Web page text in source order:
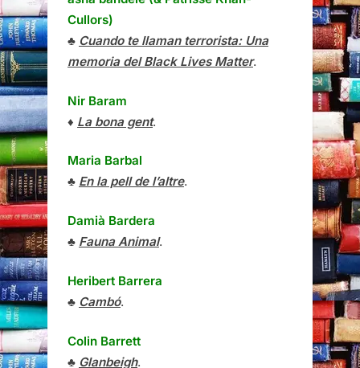
Cullors)
♣ Cuando te llaman terrorista: Una
memoria del Black Lives Matter.
Nir Baram
♦ La bona gent.
Maria Barbal
♣ En la pell de l’altre.
Damià Bardera
♣ Fauna Animal.
Heribert Barrera
♣ Cambó.
Colin Barrett
♣ Glanbeigh.